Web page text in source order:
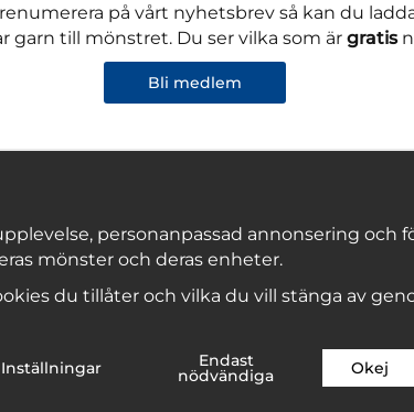
på vårt nyhetsbrev så kan du
garn till mönstret. Du ser vilka som är gratis
Bli medlem
Copyright © 2026, Marks & Kattens AB
personanpassad annonsering och
mönster och deras enheter.
du tillåter och vilka du vill stänga av
Inställningar Endast
nödvändiga Okej